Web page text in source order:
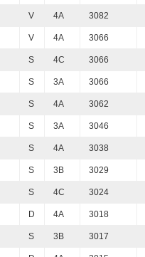
V 4A 3082
V 4A 3066
S 4C 3066
S 3A 3066
S 4A 3062
S 3A 3046
S 4A 3038
S 3B 3029
S 4C 3024
D 4A 3018
S 3B 3017